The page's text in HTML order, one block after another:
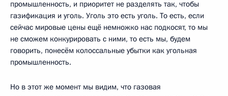
промышленность, и приоритет не разделять так, чтобы
газификация и уголь. Уголь это есть уголь. То есть, если
сейчас мировые цены ещё немножко нас подкосят, то мы
не сможем конкурировать с ними, то есть мы, будем
говорить, понесём колоссальные убытки как угольная
промышленность.
Но в этот же момент мы видим, что газовая